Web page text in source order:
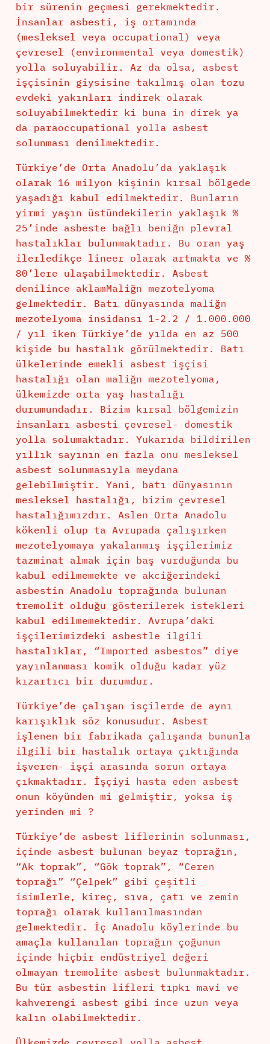
bir sürenin geçmesi gerekmektedir.
İnsanlar asbesti, iş ortamında
(mesleksel veya occupational) veya
çevresel (environmental veya domestik)
yolla soluyabilir. Az da olsa, asbest
işçisinin giysisine takılmış olan tozu
evdeki yakınları indirek olarak
soluyabilmektedir ki buna in direk ya
da paraoccupational yolla asbest
solunması denilmektedir.
Türkiye’de Orta Anadolu’da yaklaşık
olarak 16 milyon kişinin kırsal bölgede
yaşadığı kabul edilmektedir. Bunların
yirmi yaşın üstündekilerin yaklaşık %
25’inde asbeste bağlı beniğn plevral
hastalıklar bulunmaktadır. Bu oran yaş
ilerledikçe lineer olarak artmakta ve %
80’lere ulaşabilmektedir. Asbest
denilince aklamMaliğn mezotelyoma
gelmektedir. Batı dünyasında maliğn
mezotelyoma insidansı 1-2.2 / 1.000.000
/ yıl iken Türkiye’de yılda en az 500
kişide bu hastalık görülmektedir. Batı
ülkelerinde emekli asbest işçisi
hastalığı olan maliğn mezotelyoma,
ülkemizde orta yaş hastalığı
durumundadır. Bizim kırsal bölgemizin
insanları asbesti çevresel- domestik
yolla solumaktadır. Yukarıda bildirilen
yıllık sayının en fazla onu mesleksel
asbest solunmasıyla meydana
gelebilmiştir. Yani, batı dünyasının
mesleksel hastalığı, bizim çevresel
hastalığımızdır. Aslen Orta Anadolu
kökenli olup ta Avrupada çalışırken
mezotelyomaya yakalanmış işçilerimiz
tazminat almak için baş vurduğunda bu
kabul edilmemekte ve akciğerindeki
asbestin Anadolu toprağında bulunan
tremolit olduğu gösterilerek istekleri
kabul edilmemektedir. Avrupa’daki
işçilerimizdeki asbestle ilgili
hastalıklar, “Imported asbestos” diye
yayınlanması komik olduğu kadar yüz
kızartıcı bir durumdur.
Türkiye’de çalışan isçilerde de aynı
karışıklık söz konusudur. Asbest
işlenen bir fabrikada çalışanda bununla
ilgili bir hastalık ortaya çıktığında
işveren- işçi arasında sorun ortaya
çıkmaktadır. İşçiyi hasta eden asbest
onun köyünden mi gelmiştir, yoksa iş
yerinden mi ?
Türkiye’de asbest liflerinin solunması,
içinde asbest bulunan beyaz toprağın,
“Ak toprak”, “Gök toprak”, “Ceren
toprağı” “Çelpek” gibi çeşitli
isimlerle, kireç, sıva, çatı ve zemin
toprağı olarak kullanılmasından
gelmektedir. İç Anadolu köylerinde bu
amaçla kullanılan toprağın çoğunun
içinde hiçbir endüstriyel değeri
olmayan tremolite asbest bulunmaktadır.
Bu tür asbestin lifleri tıpkı mavi ve
kahverengi asbest gibi ince uzun veya
kalın olabilmektedir.